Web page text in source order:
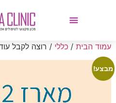
עמוד הבית / כללי / רוצה לקבל עוד 2 צינוריות
מבצע!